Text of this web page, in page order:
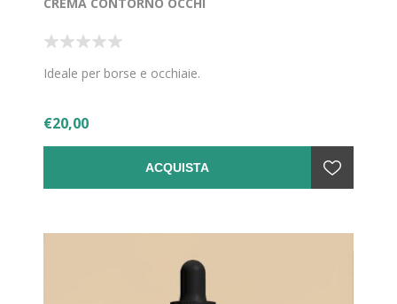
Ideale per borse e occhiaie.
€20,00
ACQUISTA